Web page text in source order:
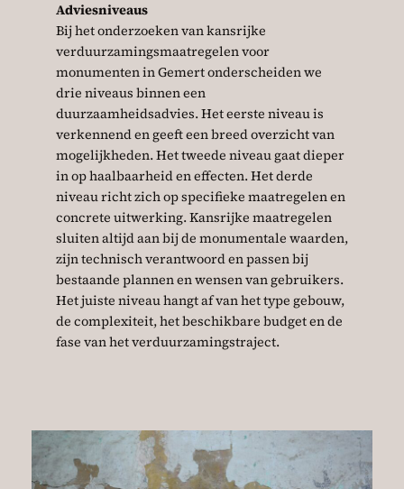
Adviesniveaus
Bij het onderzoeken van kansrijke
verduurzamingsmaatregelen voor
monumenten in Gemert onderscheiden we
drie niveaus binnen een
duurzaamheidsadvies. Het eerste niveau is
verkennend en geeft een breed overzicht van
mogelijkheden. Het tweede niveau gaat dieper
in op haalbaarheid en effecten. Het derde
niveau richt zich op specifieke maatregelen en
concrete uitwerking. Kansrijke maatregelen
sluiten altijd aan bij de monumentale waarden,
zijn technisch verantwoord en passen bij
bestaande plannen en wensen van gebruikers.
Het juiste niveau hangt af van het type gebouw,
de complexiteit, het beschikbare budget en de
fase van het verduurzamingstraject.